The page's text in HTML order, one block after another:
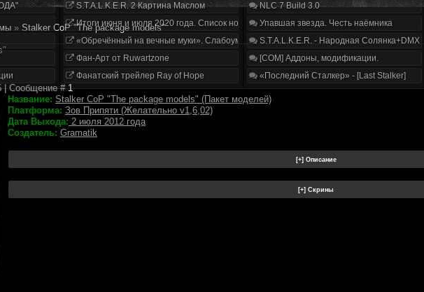
S.T.A.L.K.E.R. 2 Картина Маслом
Итоги июня и июля 2020 года. Список нововведений
«Обречённый на вечные муки». Слабоумие и отвага
Фан-Арт от Ruwartzone
Фанатский трейлер Ray of Hope
NLC 7 Build 3.0
Упавшая звезда. Честь наёмника
S.T.A.L.K.E.R. - Народная
[COM] Аддоны, модификации.
«Последний Сталкер» - [Last Stalker]
» Stalker CoP "The package models"
| Сообщение #1
Название: Stalker CoP "The package models" (Пакет моделей)
Платформа: Зов Припяти (Желательно v1,6,02)
Дата Выхода: 2 июля 2012 года
Создатель: Gramatik